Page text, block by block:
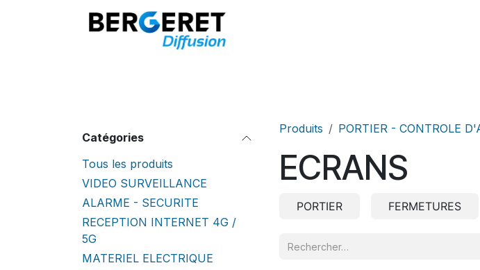
Catégories
Tous les produits
VIDEO SURVEILLANCE
ALARME - SECURITE
RECEPTION INTERNET 4G /
5G
MATERIEL ELECTRIQUE
Produits PORTIER - CONTROLE
ECRANS
PORTIER FERMETURES